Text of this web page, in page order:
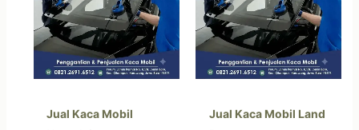
Jual Kaca Mobil
Jual Kaca Mobil Land